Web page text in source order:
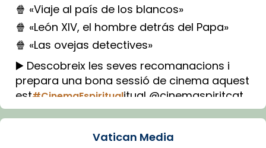
🍿 «Viaje al país de los blancos»
🍿 «León XIV, el hombre detrás del Papa»
🍿 «Las ovejas detectives»
▶️ Descobreix les seves recomanacions i
prepara una bona sessió de cinema aquest
est#CinemaEspiritualitual @cinemaspiritcat
Imatge: Generada amb IA (OpenAI)
Vatican Media